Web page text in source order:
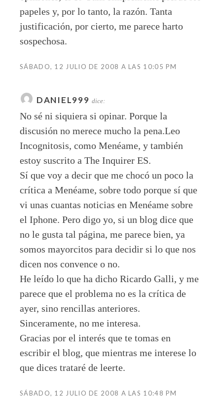
papeles y, por lo tanto, la razón. Tanta
justificación, por cierto, me parece harto
sospechosa.
SÁBADO, 12 JULIO DE 2008 A LAS 10:05 PM
DANIEL999 dice:
No sé ni siquiera si opinar. Porque la
discusión no merece mucho la pena.Leo
Incognitosis, como Menéame, y también
estoy suscrito a The Inquirer ES.
Sí que voy a decir que me chocó un poco la
crítica a Menéame, sobre todo porque sí que
vi unas cuantas noticias en Menéame sobre
el Iphone. Pero digo yo, si un blog dice que
no le gusta tal página, me parece bien, ya
somos mayorcitos para decidir si lo que nos
dicen nos convence o no.
He leído lo que ha dicho Ricardo Galli, y me
parece que el problema no es la crítica de
ayer, sino rencillas anteriores.
Sinceramente, no me interesa.
Gracias por el interés que te tomas en
escribir el blog, que mientras me interese lo
que dices trataré de leerte.
SÁBADO, 12 JULIO DE 2008 A LAS 10:48 PM